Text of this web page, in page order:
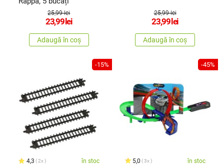
25,99 lei
23,99 lei
Adaugă în coș
25,99 lei
23,99 lei
Adaugă în coș
-15%
4,3 2x în stoc
-45%
5,0 3x în stoc